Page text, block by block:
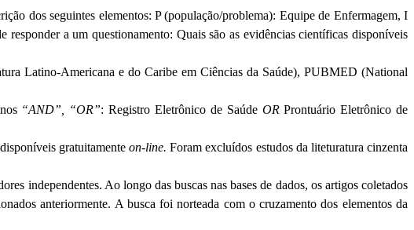
dos seguintes elementos: P (população/problema): Equipe de Enfermagem, I
a um questionamento: Quais são as evidências científicas disponíveis
Latino-Americana e do Caribe em Ciências da Saúde), PUBMED (National
“AND”, “OR”: Registro Eletrônico de Saúde ORProntuário Eletrônico de
gratuitamenteon-line.Foram excluídos estudos da liteturatura cinzenta
independentes. Ao longo das buscas nas bases de dados, os artigos coletados
anteriormente. A busca foi norteada com o cruzamento dos elementos da